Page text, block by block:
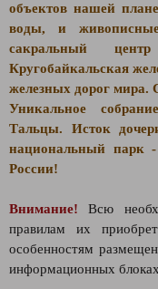
объектов нашей
воды, и
сакральный
Кругобайкальская
железных дорог мира.
Уникальное
Тальцы. Исток
национальный парк
России!
Внимание! Всю
правилам их
особенностям
информационных